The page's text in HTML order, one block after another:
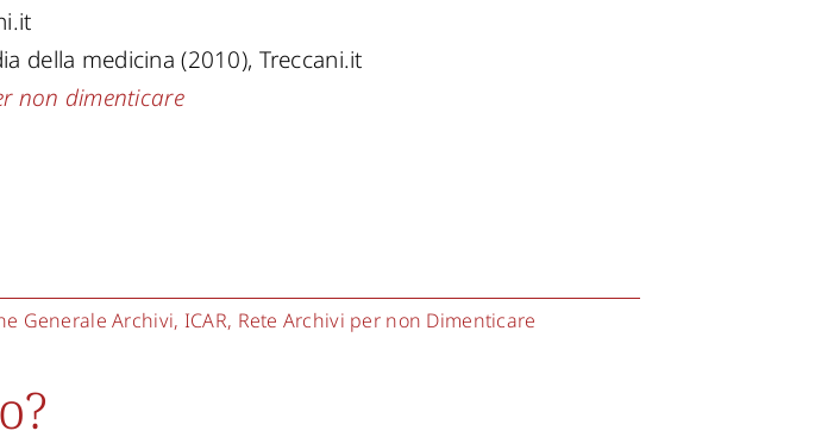
della medicina (2010), Treccani.it
non dimenticare
Generale Archivi, ICAR, Rete Archivi per non Dimenticare